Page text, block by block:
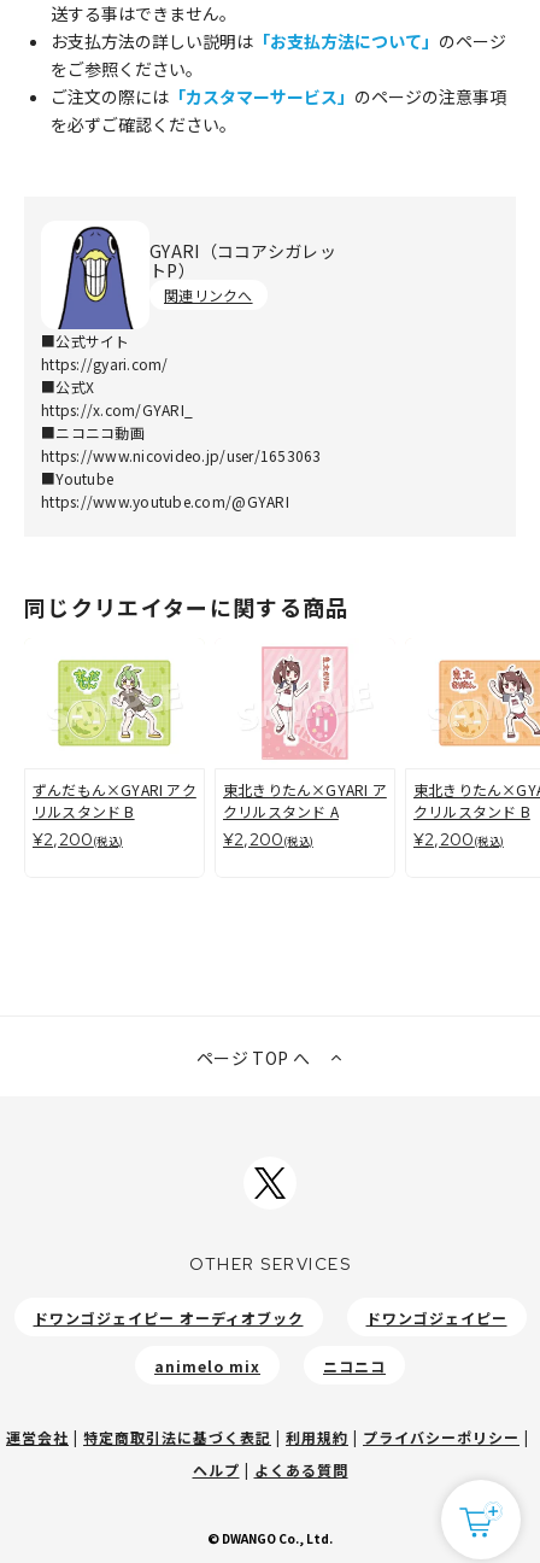
送する事はできません。
お支払方法の詳しい説明は 「お支払方法について」 のページ
をご参照ください。
ご注文の際には 「カスタマーサービス」 のページの注意事項
を必ずご確認ください。
GYARI（ココアシガレッ
トP）
関連リンクへ
■公式サイト
https://gyari.com/
■公式X
https://x.com/GYARI_
■ニコニコ動画
https://www.nicovideo.jp/user/1653063
■Youtube
https://www.youtube.com/@GYARI
同じクリエイターに関する商品
ずんだもん×GYARI アク
リルスタンド B
¥2,200(税込)
東北きりたん×GYARI ア
クリルスタンド A
¥2,200(税込)
東北きりたん
クリルスタンド B
¥2,200(税込)
ページ TOP へ
OTHER SERVICES
ドワンゴジェイピー オーディオブック ドワンゴジェイピー
animelo mix ニコニコ
運営会社 | 特定商取引法に基づく表記 | 利用規約 | プライバシーポリシー |
ヘルプ | よくある質問
© DWANGO Co., Ltd.